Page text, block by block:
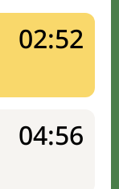
02:52
04:56